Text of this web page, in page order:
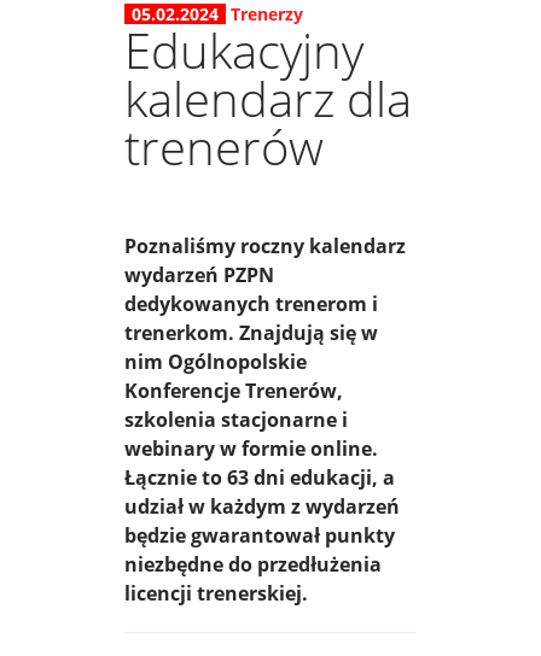
05.02.2024 Trenerzy
Edukacyjny
kalendarz dla
trenerów
Poznaliśmy roczny kalendarz
wydarzeń PZPN
dedykowanych trenerom i
trenerkom. Znajdują się w
nim Ogólnopolskie
Konferencje Trenerów,
szkolenia stacjonarne i
webinary w formie online.
Łącznie to 63 dni edukacji, a
udział w każdym z wydarzeń
będzie gwarantował punkty
niezbędne do przedłużenia
licencji trenerskiej.